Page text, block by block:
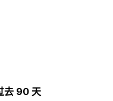
去 90 天